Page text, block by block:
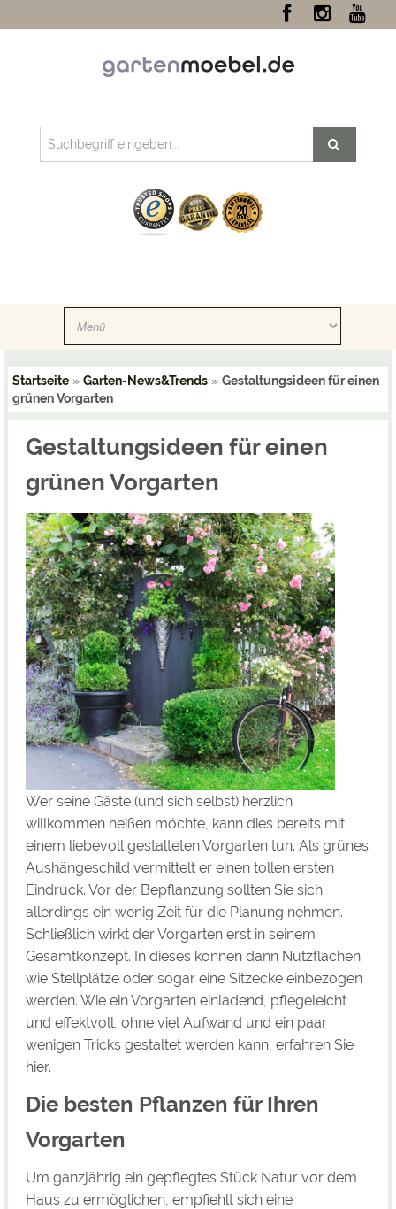
Startseite» Garten-News&Trends» Gestaltungsideen für einen
grünen Vorgarten
Gestaltungsideen für einen
grünen Vorgarten
Wer seine Gäste (und sich selbst) herzlich
willkommen heißen möchte, kann dies bereits mit
einem liebevoll gestalteten Vorgarten tun. Als grünes
Aushängeschild vermittelt er einen tollen ersten
Eindruck. Vor der Bepflanzung sollten Sie sich
allerdings ein wenig Zeit für die Planung nehmen.
Schließlich wirkt der Vorgarten erst in seinem
Gesamtkonzept. In dieses können dann Nutzflächen
wie Stellplätze oder sogar eine Sitzecke einbezogen
werden. Wie ein Vorgarten einladend, pflegeleicht
und effektvoll, ohne viel Aufwand und ein paar
wenigen Tricks gestaltet werden kann, erfahren Sie
hier.
Die besten Pflanzen für Ihren
Vorgarten
Um ganzjährig ein gepflegtes Stück Natur vor dem
Haus zu ermöglichen, empfiehlt sich eine